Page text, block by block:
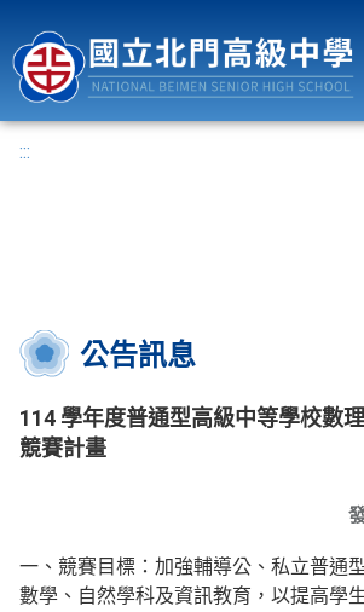
:::
公告訊息
114 學年度普通型高級中等學校數
競賽計畫
一、競賽目標：加強輔導公、私立普通
數學、自然學科及資訊教育，以提高學